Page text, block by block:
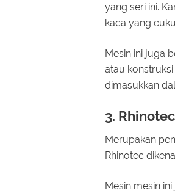
yang seri ini.
kaca yang
Mesin ini juga
atau
dimasukkan
3.
Merupakan
Rhinotec
Mesin mesin